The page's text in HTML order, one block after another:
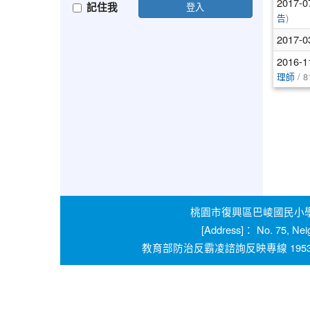
告)
2017-
2016-
理師/
記住我 登入
桃園市復興區巴崚國民小
[Address]： No. 75,
教育部防治反霸凌諮詢反映專線